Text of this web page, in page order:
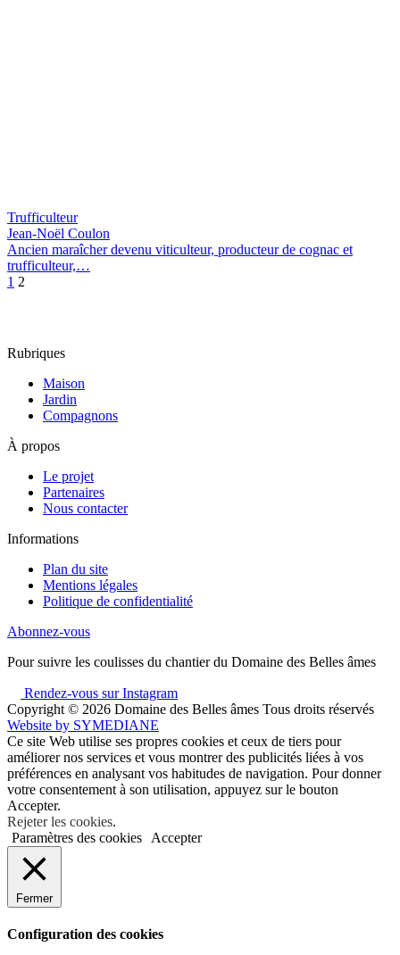
Trufficulteur
Jean-Noël Coulon
Ancien maraîcher devenu viticulteur, producteur de cognac et
trufficulteur,…
1 2
Rubriques
Maison
Jardin
Compagnons
À propos
Le projet
Partenaires
Nous contacter
Informations
Plan du site
Mentions légales
Politique de confidentialité
Abonnez-vous
Pour suivre les coulisses du chantier du Domaine des Belles âmes
Rendez-vous sur Instagram
Copyright © 2026 Domaine des Belles âmes Tous droits réservés
Website by SYMEDIANE
Ce site Web utilise ses propres cookies et ceux de tiers pour
améliorer nos services et vous montrer des publicités liées à vos
préférences en analysant vos habitudes de navigation. Pour donner
votre consentement à son utilisation, appuyez sur le bouton
Accepter.
Rejeter les cookies.
Paramètres des cookies
Accepter
Fermer
Configuration des cookies